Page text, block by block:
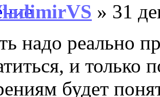
» 31
надо реально
и только
будет